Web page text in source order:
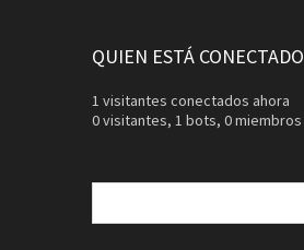
QUIEN ESTÁ CONECTADO
1 visitantes conectados ahora
0 visitantes, 1 bots, 0 miembros
Buscar: